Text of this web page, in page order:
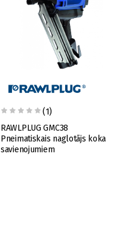
(1)
RAWLPLUG GMC38
Pneimatiskais naglotājs koka
savienojumiem